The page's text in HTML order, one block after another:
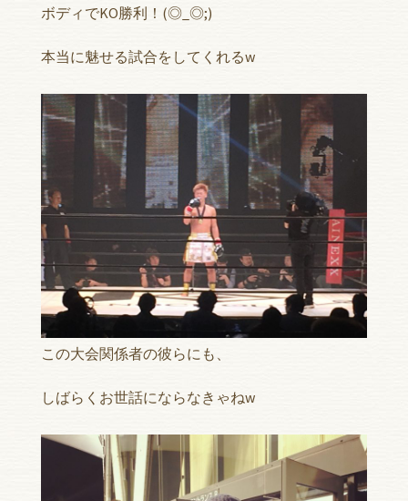
ボディでKO勝利！(◎_◎;)
本当に魅せる試合をしてくれるw
この大会関係者の彼らにも、
しばらくお世話にならなきゃねw